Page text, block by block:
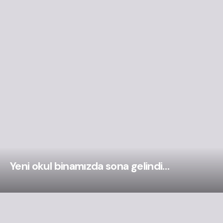
Yeni okul binamızda sona gelindi…